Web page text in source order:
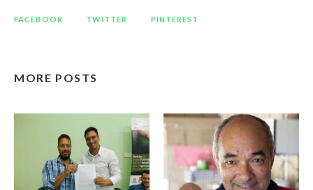
FACEBOOK TWITTER PINTEREST
MORE POSTS